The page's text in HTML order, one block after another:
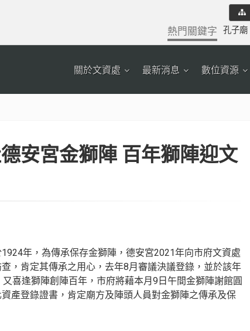
熱門關鍵字 孔子廟
關於文資處 最新消息 數位資源
安宮金獅陣 百年獅陣迎文
年，為傳承保存金獅陣，德安宮2021年向市府文資處
，肯定其傳承之用心，去年8月審議決議登錄，並於該年
喜逢獅陣創陣百年，市府將藉本月9日午間金獅陣謝館圓
產登錄證書，肯定廟方及陣頭人員對金獅陣之傳承及保